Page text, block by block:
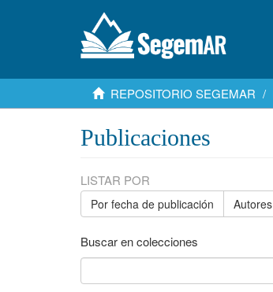
REPOSITORIO SEGEMAR
Publicaciones
LISTAR POR
Por fecha de publicación Autores
Buscar en colecciones